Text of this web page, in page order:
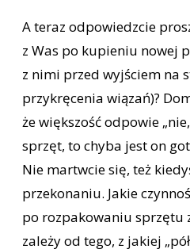
A teraz odpowiedzcie
z Was po kupieniu nowej
z nimi przed wyjściem na
przykręcenia wiązań)?
że większość odpowie
sprzęt, to chyba jest on
Nie martwcie się, też
przekonaniu. Jakie
po rozpakowaniu sprzętu
zależy od tego, z jakiej